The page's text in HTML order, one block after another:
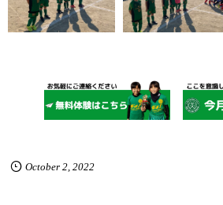
October 2, 2022